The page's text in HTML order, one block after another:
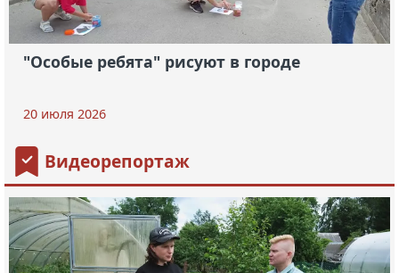
"Особые ребята" рисуют в городе
20 июля 2026
Видеорепортаж